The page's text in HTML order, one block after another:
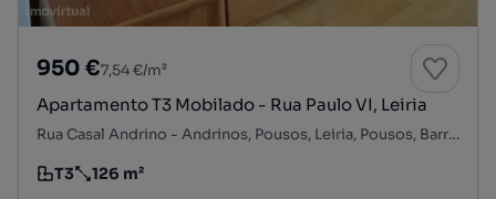
950 €7,54 €/m²
Apartamento T3 Mobilado - Rua Paulo VI, Leiria
Rua Casal Andrino - Andrinos, Pousos, Leiria, Pousos, Barreira e Cortes, Leiria, Leiria
Tipologia
T3
Preço por metro quadrado
126 m²